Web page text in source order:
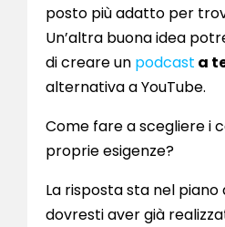
posto più adatto per
Un’altra buona idea
di creare un podcast a
alternativa a YouTube.
Come fare a scegliere i
proprie esigenze?
La risposta sta nel
dovresti aver già